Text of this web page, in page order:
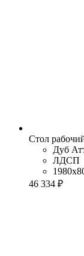
Стол
Дуб
ЛДСП
46 334 ₽